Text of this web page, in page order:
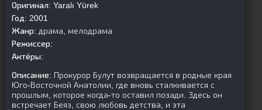
Оригинал: Yaralı Yürek
Год: 2001
Жанр: драма, мелодрама
Режиссер:
Актёры:
Описание: Прокурор Булут возвращается в родные края
Юго-Восточной Анатолии, где вновь сталкивается с
прошлым, которое когда-то оставил позади. Здесь он
встречает Беяз, свою любовь детства, и эта